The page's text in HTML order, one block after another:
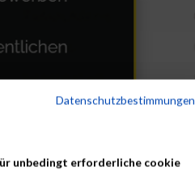
Datenschutzbestimmungen
unbedingt erforderliche cookie